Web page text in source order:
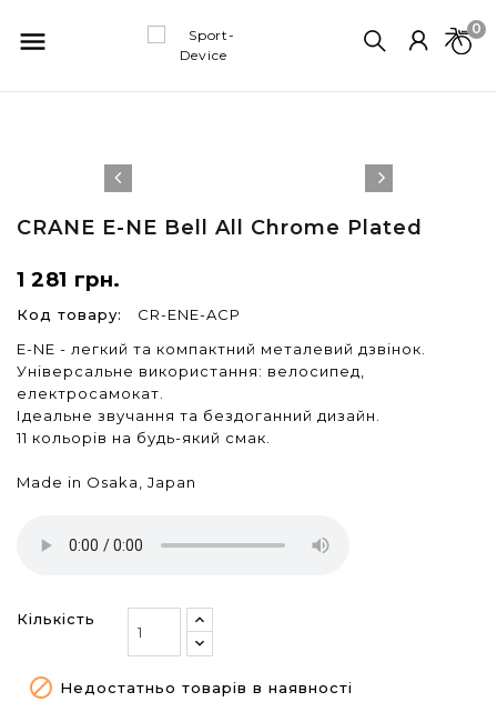
 0
CRANE E-NE Bell All Chrome Plated
1 281 грн.
Код товару:
CR-ENE-ACP
E-NE - легкий та компактний металевий дзвінок.
Універсальне використання: велосипед,
електросамокат.
Ідеальне звучання та бездоганний дизайн.
11 кольорів на будь-який смак.
Made in Osaka, Japan
Кількість
 Недостатньо товарів в наявності